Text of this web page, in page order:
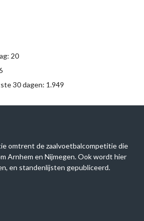
20
30 dagen: 1.949
omtrent de zaalvoetbalcompetitie die
Arnhem en Nijmegen. Ook wordt hier
en standenlijsten gepubliceerd.